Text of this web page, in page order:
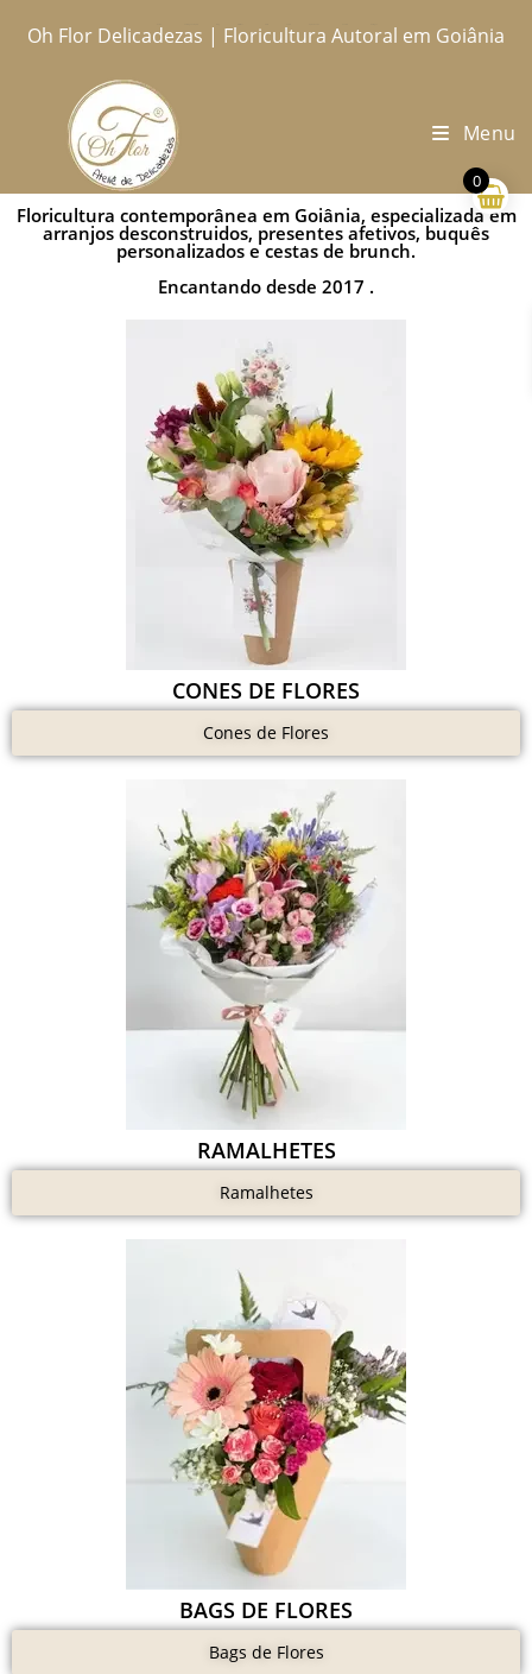
Oh Flor Delicadezas | Floricultura Autoral em Goiânia
Menu
Floricultura contemporânea em Goiânia, especializada em
arranjos desconstruidos, presentes afetivos, buquês
personalizados e cestas de brunch.
Encantando desde 2017 .
CONES DE FLORES
Cones de Flores
RAMALHETES
Ramalhetes
BAGS DE FLORES
Bags de Flores
0